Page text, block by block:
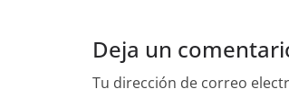
Deja un
Tu dirección de correo